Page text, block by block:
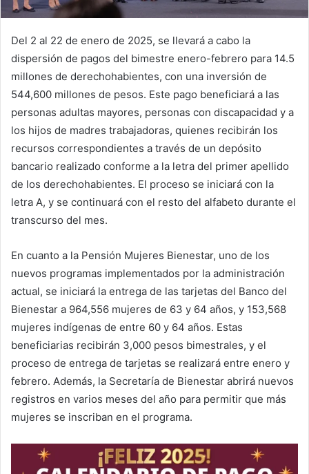
Del 2 al 22 de enero de 2025, se llevará a cabo la
dispersión de pagos del bimestre enero-febrero para 14.5
millones de derechohabientes, con una inversión de
544,600 millones de pesos. Este pago beneficiará a las
personas adultas mayores, personas con discapacidad y a
los hijos de madres trabajadoras, quienes recibirán los
recursos correspondientes a través de un depósito
bancario realizado conforme a la letra del primer apellido
de los derechohabientes. El proceso se iniciará con la
letra A, y se continuará con el resto del alfabeto durante el
transcurso del mes.
En cuanto a la Pensión Mujeres Bienestar, uno de los
nuevos programas implementados por la administración
actual, se iniciará la entrega de las tarjetas del Banco del
Bienestar a 964,556 mujeres de 63 y 64 años, y 153,568
mujeres indígenas de entre 60 y 64 años. Estas
beneficiarias recibirán 3,000 pesos bimestrales, y el
proceso de entrega de tarjetas se realizará entre enero y
febrero. Además, la Secretaría de Bienestar abrirá nuevos
registros en varios meses del año para permitir que más
mujeres se inscriban en el programa.